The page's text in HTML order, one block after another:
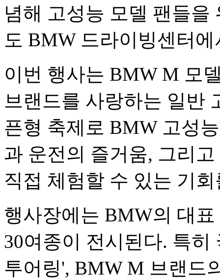
념해 고성능 모델 팬들을
도 BMW 드라이빙센터
이번 행사는 BMW M 모
브랜드를 사랑하는 일반
픈형 축제로 BMW 고성
과 운전의 즐거움, 그리
직접 체험할 수 있는 기
행사장에는 BMW의 대
30여종이 전시된다. 특히
투어링', BMW M 브랜드